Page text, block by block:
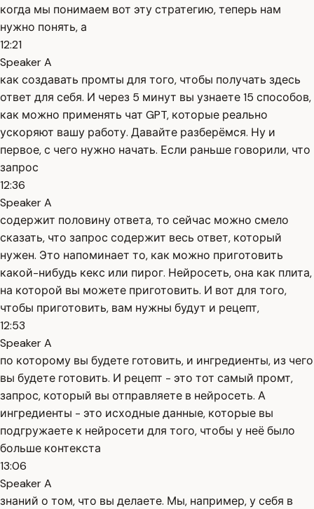
когда мы понимаем вот эту стратегию, теперь нам
нужно понять, а
12:21
Speaker A
как создавать промты для того, чтобы получать здесь
ответ для себя. И через 5 минут вы узнаете 15 способов,
как можно применять чат GPT, которые реально
ускоряют вашу работу. Давайте разберёмся. Ну и
первое, с чего нужно начать. Если раньше говорили, что
запрос
12:36
Speaker A
содержит половину ответа, то сейчас можно смело
сказать, что запрос содержит весь ответ, который
нужен. Это напоминает то, как можно приготовить
какой-нибудь кекс или пирог. Нейросеть, она как плита,
на которой вы можете приготовить. И вот для того,
чтобы приготовить, вам нужны будут и рецепт,
12:53
Speaker A
по которому вы будете готовить, и ингредиенты, из чего
вы будете готовить. И рецепт - это тот самый промт,
запрос, который вы отправляете в нейросеть. А
ингредиенты - это исходные данные, которые вы
подгружаете к нейросети для того, чтобы у неё было
больше контекста
13:06
Speaker A
знаний о том, что вы делаете. Мы, например, у себя в